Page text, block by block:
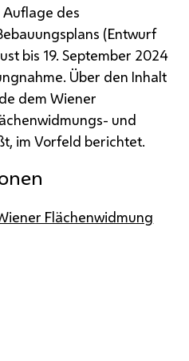
des
(Entwurf
bis 19. September 2024
Über den Inhalt
dem Wiener
und
im Vorfeld berichtet.
Flächenwidmung